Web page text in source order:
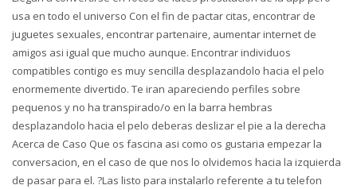
usa en todo el universo Con el fin de pactar citas, encontrar de
juguetes sexuales, encontrar partenaire, aumentar internet de
amigos asi­ igual que mucho aunque. Encontrar individuos
compatibles contigo es muy sencilla desplazandolo hacia el pelo
enormemente divertido. Te iran apareciendo perfiles sobre
pequenos y no ha transpirado/o en la barra hembras
desplazandolo hacia el pelo deberas deslizar el pie a la derecha
Acerca de Caso Que os fascina asi­ como os gustaria empezar la
conversacion, en el caso de que nos lo olvidemos hacia la izquierda
de pasar para el. ?Las listo para instalarlo referente a tu telefon